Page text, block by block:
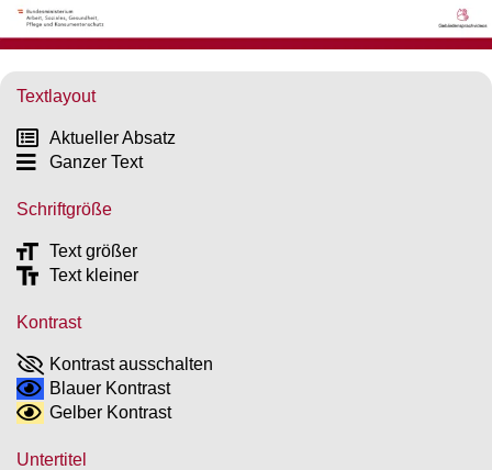
Textlayout
Aktueller Absatz
Ganzer Text
Schriftgröße
Text größer
Text kleiner
Kontrast
Kontrast ausschalten
Blauer Kontrast
Gelber Kontrast
Untertitel